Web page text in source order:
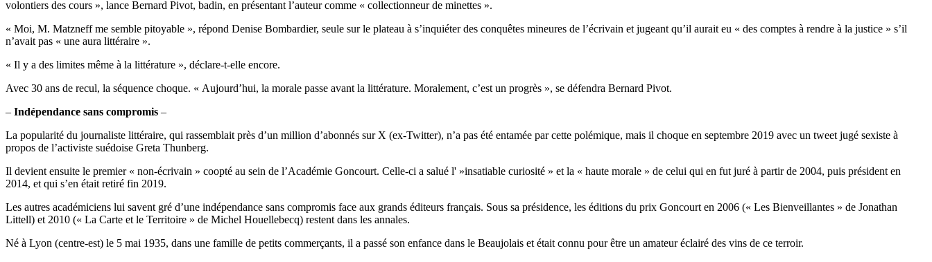
volontiers des cours », lance Bernard Pivot, badin, en présentant l’auteur comme « collectionneur de minettes ».
« Moi, M. Matzneff me semble pitoyable », répond Denise Bombardier, seule sur le plateau à s’inquiéter des conquêtes mineures de l’écrivain et jugeant qu’il aurait eu « des comptes à rendre à la justice » s’il
n’avait pas « une aura littéraire ».
« Il y a des limites même à la littérature », déclare-t-elle encore.
Avec 30 ans de recul, la séquence choque. « Aujourd’hui, la morale passe avant la littérature. Moralement, c’est un progrès », se défendra Bernard Pivot.
– Indépendance sans compromis –
La popularité du journaliste littéraire, qui rassemblait près d’un million d’abonnés sur X (ex-Twitter), n’a pas été entamée par cette polémique, mais il choque en septembre 2019 avec un tweet jugé sexiste à
propos de l’activiste suédoise Greta Thunberg.
Il devient ensuite le premier « non-écrivain » coopté au sein de l’Académie Goncourt. Celle-ci a salué l' »insatiable curiosité » et la « haute morale » de celui qui en fut juré à partir de 2004, puis président en
2014, et qui s’en était retiré fin 2019.
Les autres académiciens lui savent gré d’une indépendance sans compromis face aux grands éditeurs français. Sous sa présidence, les éditions du prix Goncourt en 2006 (« Les Bienveillantes » de Jonathan
Littell) et 2010 (« La Carte et le Territoire » de Michel Houellebecq) restent dans les annales.
Né à Lyon (centre-est) le 5 mai 1935, dans une famille de petits commerçants, il a passé son enfance dans le Beaujolais et était connu pour être un amateur éclairé des vins de ce terroir.